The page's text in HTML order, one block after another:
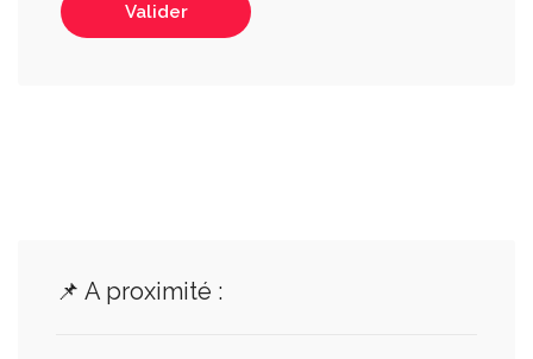
Valider
📌 A proximité :